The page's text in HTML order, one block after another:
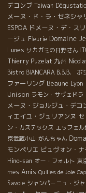
デコンブ Taiwan
メーヌ・ド・ラ・セネシャ
ESPOA ドメーヌ・デ・ス
ージュ Fleurie Domaine
Lunes サカガミの日野さん
Thierry Puzelat 九州
Bistro BIANCARA B.B.B. ボ
ファーリング Beaune Lyon
Unison ラモン・サヴェドラ
メーヌ・ジョルジュ・デコ
ィエイユ・ジュリアンヌ
ン・カステックス エッフェル
京武蔵小山 がんちゃん
モンペリエ ビュヴォン・
Hino-san オー・フォルト 東
mes Amis Quilles de Joie
Savoie シャンパ－ニュ・ジ